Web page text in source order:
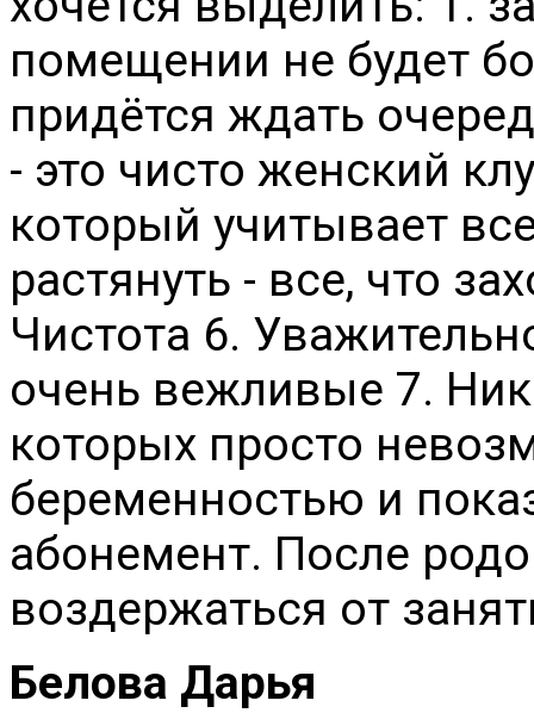
помещении не будет
придётся ждать
- это чисто женский
который учитывает
растянуть - все, что
Чистота 6.
очень вежливые 7.
которых просто
беременностью и
абонемент. После
воздержаться от
Белова Дарья